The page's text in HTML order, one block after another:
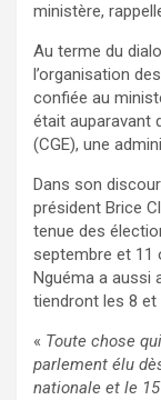
ministère,
Au terme du
l’organisation
confiée au
était auparavant
(CGE), une
Dans son
président Brice
tenue des
septembre et 11
Nguéma a aussi
tiendront les 8 et
« Toute chose
parlement élu
nationale et le